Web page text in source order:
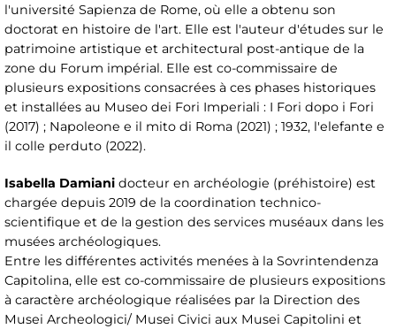
l'université Sapienza de Rome, où elle a obtenu son
doctorat en histoire de l'art. Elle est l'auteur d'études sur le
patrimoine artistique et architectural post-antique de la
zone du Forum impérial. Elle est co-commissaire de
plusieurs expositions consacrées à ces phases historiques
et installées au Museo dei Fori Imperiali : I Fori dopo i Fori
(2017) ; Napoleone e il mito di Roma (2021) ; 1932, l'elefante e
il colle perduto (2022).
Isabella Damiani docteur en archéologie (préhistoire) est
chargée depuis 2019 de la coordination technico-
scientifique et de la gestion des services muséaux dans les
musées archéologiques.
Entre les différentes activités menées à la Sovrintendenza
Capitolina, elle est co-commissaire de plusieurs expositions
à caractère archéologique réalisées par la Direction des
Musei Archeologici/ Musei Civici aux Musei Capitolini et